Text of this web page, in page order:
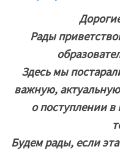
Рады
Здесь мы
важную,
о поступлении
Будем рады, если